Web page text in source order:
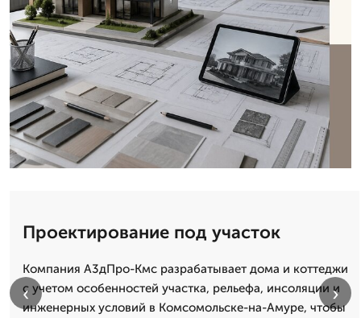
Проектирование под участок
Компания А3дПро-Кмс разрабатывает дома и коттеджи
с учетом особенностей участка, рельефа, инсоляции и
инженерных условий в Комсомольске-на-Амуре, чтобы
‹ ›